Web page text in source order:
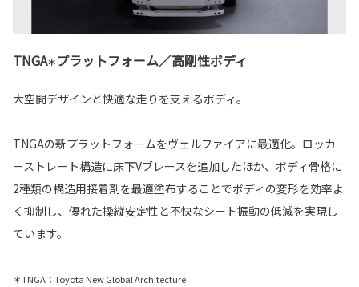
TNGA＊プラットフォーム／高剛性ボディ
大空間デザインと快適な走りを支えるボディ。
TNGAの新プラットフォームをヴェルファイアに最適化。ロッカ
ーストレート構造に床下Vブレースを追加したほか、ボディ骨格に
2種類の構造用接着剤を最適塗布することでボディの変形を効率よ
く抑制し、優れた操縦安定性と不快なシート振動の低減を実現し
ています。
＊TNGA：Toyota New Global Architecture